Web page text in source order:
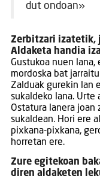
dut ondoan»
Zerbitzari izatetik,
Aldaketa handia
Gustukoa nuen
mordoska bat
Zalduak gurekin lan
sukaldeko lana. Urte
Ostatura lanera joan
sukaldean. Hori ere
pixkana-pixkana,
horretan ere.
Zure egitekoan
diren aldaketen